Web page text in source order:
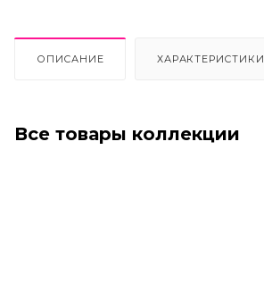
ОПИСАНИЕ ХАРАКТЕРИСТИКИ
Все товары коллекции